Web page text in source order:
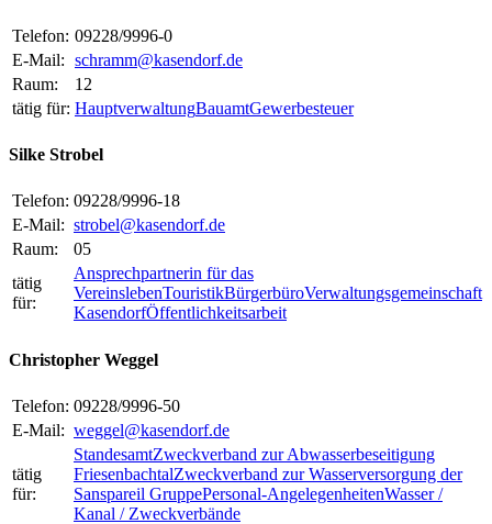
Telefon: 09228/9996-0
E-Mail: schramm@kasendorf.de
Raum:
12
tätig für: HauptverwaltungBauamtGewerbesteuer
Silke Strobel
Telefon: 09228/9996-18
E-Mail: strobel@kasendorf.de
Raum:
05
tätig
für:
Ansprechpartnerin für das
VereinslebenTouristikBürgerbüroVerwaltungsgemeinschaft
KasendorfÖffentlichkeitsarbeit
Christopher Weggel
Telefon: 09228/9996-50
E-Mail: weggel@kasendorf.de
tätig
für:
StandesamtZweckverband zur Abwasserbeseitigung
FriesenbachtalZweckverband zur Wasserversorgung der
Sanspareil GruppePersonal-AngelegenheitenWasser /
Kanal / Zweckverbände